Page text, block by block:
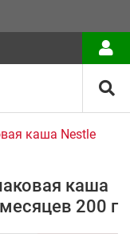
каша Nestle
каша
200 г